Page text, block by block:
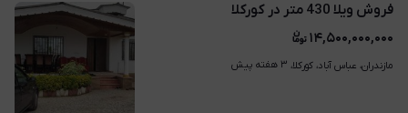
فروش ویلا 430 متر در کورکلا
۱۴,۵۰۰,۰۰۰,۰۰۰
مازندران، عباس آباد، کورکلا، ۳ هفته پیش